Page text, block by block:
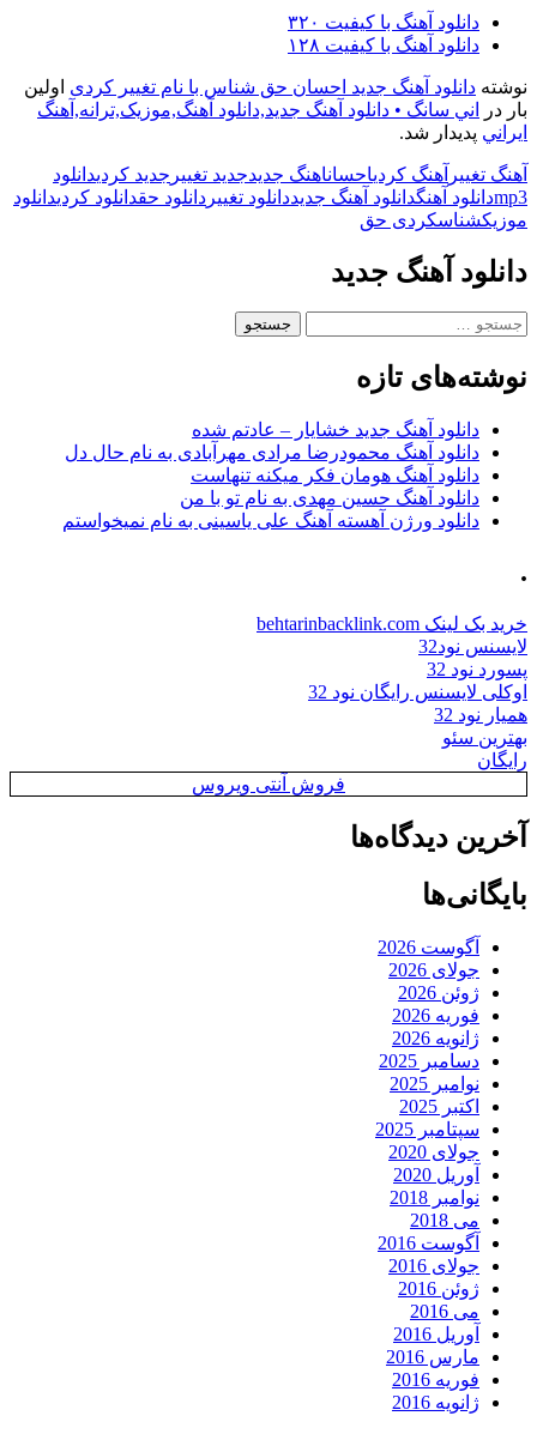
دانلود آهنگ با کیفیت ۳۲۰
دانلود آهنگ با کیفیت ۱۲۸
نوشته دانلود آهنگ جدید احسان حق شناس با نام تغییر کردی اولین
بار در
اني سانگ • دانلود آهنگ جديد,دانلود آهنگ,موزيک,ترانه,آهنگ
ايراني پدیدار شد.
آهنگ تغییر آهنگ کردیاحساناهنگ جدیدجدید تغییر جدید کردیدانلود
mp3دانلود آهنگدانلود آهنگ جدیددانلود تغییر دانلود حقدانلود کردیدانلود
موزیکشناسکردی حق
دانلود آهنگ جدید
جستجو
نوشته‌های تازه
دانلود آهنگ جدید خشایار – عادتم شده
دانلود آهنگ محمودرضا مرادی مهرآبادی به نام حال دل
دانلود آهنگ هومان فکر میکنه تنهاست
دانلود آهنگ حسین مهدی به نام تو با من
دانلود ورژن آهسته آهنگ علی یاسینی به نام نمیخواستم
.
خرید بک لینک behtarinbacklink.com
لایسنس نود32
پسورد نود 32
اوکلی لایسنس رایگان نود 32
همیار نود 32
بهترین سئو
رایگان
فروش آنتی ویروس
آخرین دیدگاه‌ها
بایگانی‌ها
آگوست 2026
جولای 2026
ژوئن 2026
فوریه 2026
ژانویه 2026
دسامبر 2025
نوامبر 2025
اکتبر 2025
سپتامبر 2025
جولای 2020
آوریل 2020
نوامبر 2018
می 2018
آگوست 2016
جولای 2016
ژوئن 2016
می 2016
آوریل 2016
مارس 2016
فوریه 2016
ژانویه 2016